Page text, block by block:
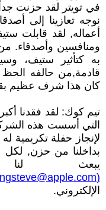
في تويتر لقد حزنت
نوجه تعازينا إلى
ومنافسين وأصدقاء. من
به كتأثير ستيف،
قادمة,من حالفه
كان هذا شرف عظيم
تيم كوك: لقد فقدنا
التي أسست هذه
لإنجاز حفلة تكريمية
بداخلنا من حزن, لكل
يبعث
(
الإلكتروني.